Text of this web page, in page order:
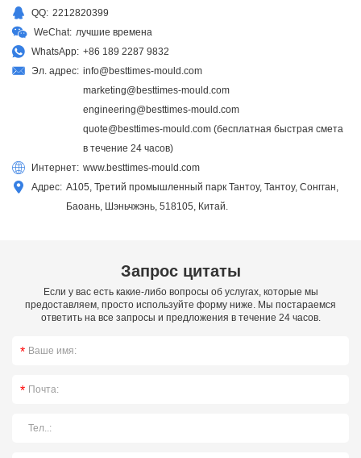
QQ: 2212820399
WeChat: лучшие времена
WhatsApp: +86 189 2287 9832
Эл. адрес: info@besttimes-mould.com
marketing@besttimes-mould.com
engineering@besttimes-mould.com
quote@besttimes-mould.com (бесплатная быстрая смета
в течение 24 часов)
Интернет: www.besttimes-mould.com
Адрес: A105, Третий промышленный парк Тантоу, Тантоу, Сонгган,
Баоань, Шэньчжэнь, 518105, Китай.
Запрос цитаты
Если у вас есть какие-либо вопросы об услугах, которые мы
предоставляем, просто используйте форму ниже. Мы постараемся
ответить на все запросы и предложения в течение 24 часов.